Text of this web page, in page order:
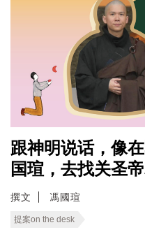
跟神明说话，像
国瑄，去找关圣
撰文 馮國瑄
提案on the desk